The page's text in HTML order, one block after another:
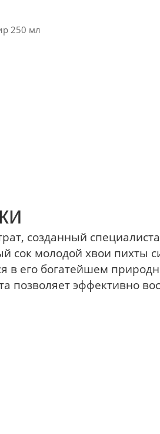
250 мл
созданный
сок молодой хвои пихты
его богатейшем
позволяет эффективно